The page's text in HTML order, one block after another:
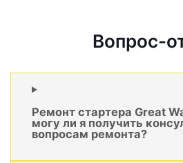
Вопрос-
Ремонт стартера Great
могу ли я получить
вопросам ремонта?